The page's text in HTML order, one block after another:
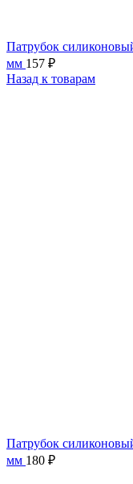
Патрубок
мм 157 ₽
Назад к товарам
Патрубок
мм 180 ₽